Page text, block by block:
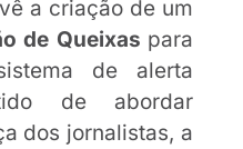
a criação de um
de Queixas para
de alerta
de abordar
dos jornalistas, a